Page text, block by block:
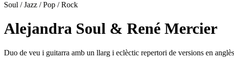
Soul / Jazz / Pop / Rock
Alejandra Soul & René Mercier
Duo de veu i guitarra amb un llarg i eclèctic repertori de versions en